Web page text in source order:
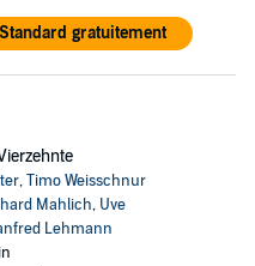
Standard gratuitement
,Timo Weisschnur
Mahlich, Uve
Lehmann